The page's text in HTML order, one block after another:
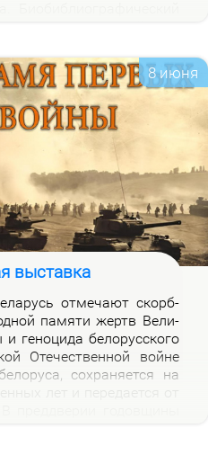
нем и его ра­бо­тах. Спра­
ра­бот­ни­ков, пре­
сту­ден­тов, всех тех, кто
ко­неч­ных групп и ме­
в шко­ле и ву­зе,
Ни­ко­лая Ти­мо­фе­
8 июня
выставка
от­ме­ча­ют скорб­
па­мя­ти жертв Ве­ли­
ге­но­ци­да бе­ло­рус­ско­го
Оте­че­ствен­ной войне
со­хра­ня­ет­ся на